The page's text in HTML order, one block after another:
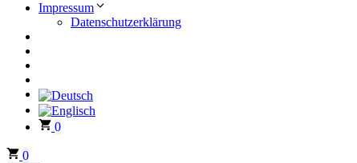
Impressum
Datenschutzerklärung
0
0